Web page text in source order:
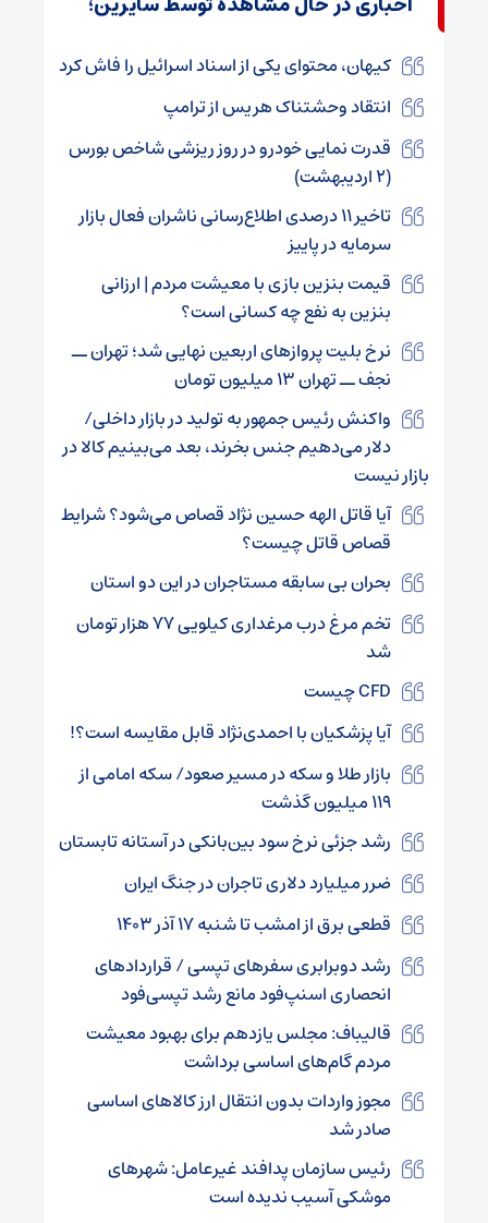
کیهان، محتوای یکی از اسناد اسرائیل را فاش کرد
انتقاد وحشتناک هریس از ترامپ
قدرت نمایی خودرو در روز ریزشی شاخص بورس
(۲ اردیبهشت)
تاخیر ۱۱ درصدی اطلاع‌رسانی ناشران فعال بازار
سرمایه در پاییز
قیمت بنزین بازی با معیشت مردم | ارزانی
بنزین به نفع چه کسانی است؟
نرخ بلیت پروازهای اربعین نهایی شد؛ تهران ــ
نجف ــ تهران ۱۳ میلیون تومان
واکنش رئیس جمهور به تولید در بازار داخلی/
دلار می‌دهیم جنس بخرند، بعد می‌بینیم کالا در
بازار نیست
آیا قاتل الهه حسین نژاد قصاص می‌شود؟ شرایط
قصاص قاتل چیست؟
بحران بی سابقه مستاجران در این دو استان
تخم مرغ درب مرغداری کیلویی ۷۷ هزار تومان
شد
CFD چیست
آیا پزشکیان با احمدی‌نژاد قابل مقایسه است؟!
بازار طلا و سکه در مسیر صعود/ سکه امامی از
۱۱۹ میلیون گذشت
رشد جزئی نرخ سود بین‌بانکی در آستانه تابستان
ضرر میلیارد دلاری تاجران در جنگ ایران
قطعی برق از امشب تا شنبه ۱۷ آذر ۱۴۰۳
رشد دوبرابری سفرهای تپسی / قراردادهای
انحصاری اسنپ‌فود مانع رشد تپسی‌فود
قالیباف: مجلس یازدهم برای بهبود معیشت
مردم گام‌های اساسی برداشت
مجوز واردات بدون انتقال ارز کالا‌های اساسی
صادر شد
رئیس سازمان پدافند غیرعامل: شهرهای
موشکی آسیب ندیده است